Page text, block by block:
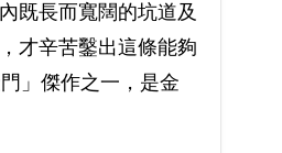
既長而寬闊的坑道及
才辛苦鑿出這條能夠
」傑作之一，是金